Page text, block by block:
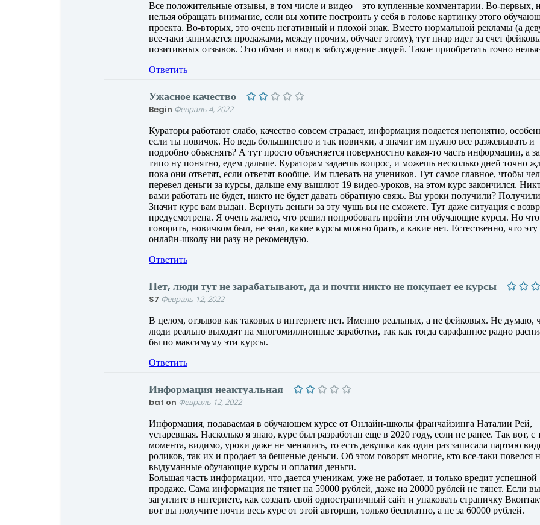
Все положительные отзывы, в том числе и видео – это купленные комментарии. Во-первых,
нельзя обращать внимание, если вы хотите построить у себя в голове картинку этого
проекта. Во-вторых, это очень негативный и плохой знак. Вместо нормальной рекламы (а
все-таки занимается продажами, между прочим, обучает этому), тут пиар идет за счет
позитивных отзывов. Это обман и ввод в заблуждение людей. Такое приобретать точно
Ответить
Ужасное качество
Begin Февраль 4, 2022
Кураторы работают слабо, качество совсем страдает, информация подается непонятно,
если ты новичок. Но ведь большинство и так новички, а значит им нужно все разжевывать и
подробно объяснять? А тут просто объясняется поверхностно какая-то часть информации, а
типо ну понятно, едем дальше. Кураторам задаешь вопрос, и можешь несколько дней точно
пока они ответят, если ответят вообще. Им плевать на учеников. Тут самое главное, чтобы
перевел деньги за курсы, дальше ему вышлют 19 видео-уроков, на этом курс закончился.
вами работать не будет, никто не будет давать обратную связь. Вы уроки получили?
Значит курс вам выдан. Вернуть деньги за эту чушь вы не сможете. Тут даже ситуация с
предусмотрена. Я очень жалею, что решил попробовать пройти эти обучающие курсы. Но
говорить, новичком был, не знал, какие курсы можно брать, а какие нет. Естественно, что эту
онлайн-школу ни разу не рекомендую.
Ответить
Нет, люди тут не зарабатывают, да и почти никто не покупает ее курсы
S7 Февраль 12, 2022
В целом, отзывов как таковых в интернете нет. Именно реальных, а не фейковых. Не думаю,
люди реально выходят на многомиллионные заработки, так как тогда сарафанное радио
бы по максимуму эти курсы.
Ответить
Информация неактуальная
bat on Февраль 12, 2022
Информация, подаваемая в обучающем курсе от Онлайн-школы франчайзинга Наталии Рей,
устаревшая. Насколько я знаю, курс был разработан еще в 2020 году, если не ранее. Так вот, с
момента, видимо, уроки даже не менялись, то есть девушка как один раз записала партию
роликов, так их и продает за бешеные деньги. Об этом говорят многие, кто все-таки повелся
выдуманные обучающие курсы и оплатил деньги.
Большая часть информации, что дается ученикам, уже не работает, и только вредит успешной
продаже. Сама информация не тянет на 59000 рублей, даже на 20000 рублей не тянет. Если вы
загуглите в интернете, как создать свой одностраничный сайт и упаковать страничку
вот вы получите почти весь курс от этой авторши, только бесплатно, а не за 60000 рублей.